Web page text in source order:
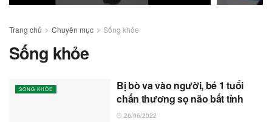
Trang chủ Chuyên mục Sống khỏe
Sống khỏe
SỐNG KHỎE
Bị bò va vào người, bé 1 tuổi
chấn thương sọ não bất tỉnh
26/06/2022